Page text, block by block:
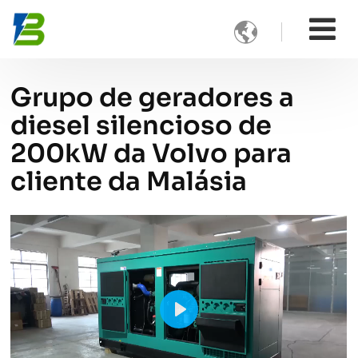

Grupo de geradores a
diesel silencioso de
200kW da Volvo para
cliente da Malásia
Play